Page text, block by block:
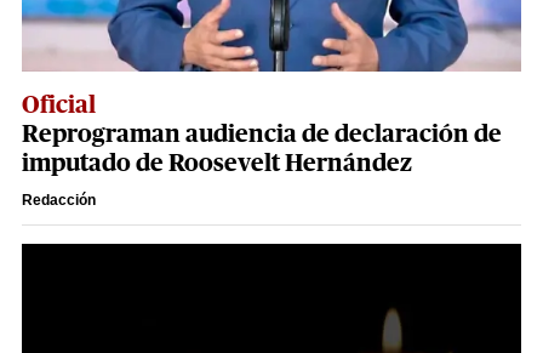
Oficial
Reprograman audiencia de declaración de
imputado de Roosevelt Hernández
Redacción